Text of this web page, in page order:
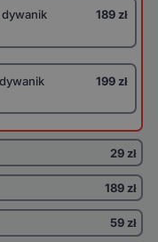
189 zł
199 zł
29 zł
189 zł
59 zł